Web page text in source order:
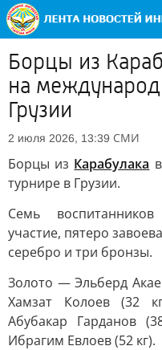
Борцы из
на
Грузии
2 июля 2026, 13:39 СМИ
Борцы из Карабулака
турнире в Грузии.
Семь
участие, пятеро
серебро и три бронзы.
Золото — Эльберд
Хамзат Колоев (32
Абубакар Гарданов
Ибрагим Евлоев (52 кг).